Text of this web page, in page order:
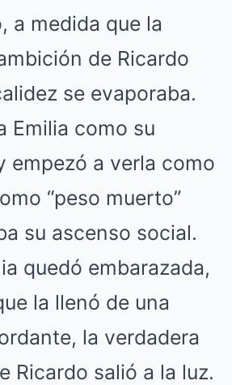
a medida que la
de Ricardo
se evaporaba.
Emilia como su
empezó a verla como
“peso muerto”
su ascenso social.
quedó embarazada,
la llenó de una
la verdadera
Ricardo salió a la luz.